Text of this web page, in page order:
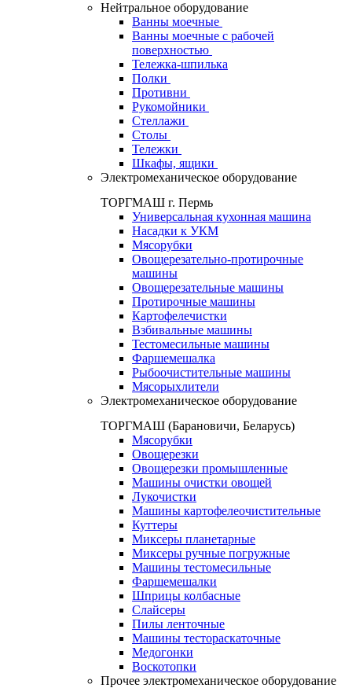
Нейтральное оборудование
Ванны моечные
Ванны моечные с рабочей
поверхностью
Тележка-шпилька
Полки
Противни
Рукомойники
Стеллажи
Столы
Тележки
Шкафы, ящики
Электромеханическое оборудование
ТОРГМАШ г. Пермь
Универсальная кухонная машина
Насадки к УКМ
Мясорубки
Овощерезательно-протирочные
машины
Овощерезательные машины
Протирочные машины
Картофелечистки
Взбивальные машины
Тестомесильные машины
Фаршемешалка
Рыбоочистительные машины
Мясорыхлители
Электромеханическое оборудование
ТОРГМАШ (Барановичи, Беларусь)
Мясорубки
Овощерезки
Овощерезки промышленные
Машины очистки овощей
Лукочистки
Машины картофелеочистительные
Куттеры
Миксеры планетарные
Миксеры ручные погружные
Машины тестомесильные
Фаршемешалки
Шприцы колбасные
Слайсеры
Пилы ленточные
Машины тестораскаточные
Медогонки
Воскотопки
Прочее электромеханическое оборудование